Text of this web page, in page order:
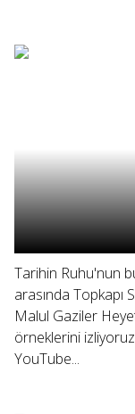
Tarihin Ruhu'nun
arasında Topkapı
Malul Gaziler
örneklerini
YouTube...